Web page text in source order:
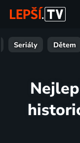
Seriály Dětem